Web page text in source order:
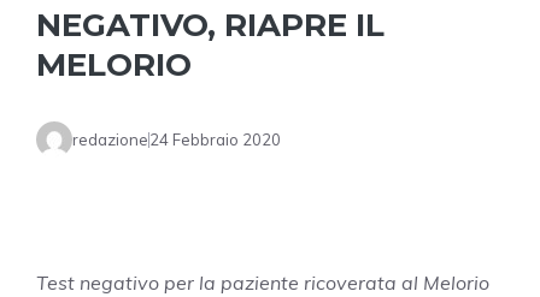
NEGATIVO, RIAPRE IL
MELORIO
redazione24 Febbraio 2020
Test negativo per la paziente ricoverata al Melorio